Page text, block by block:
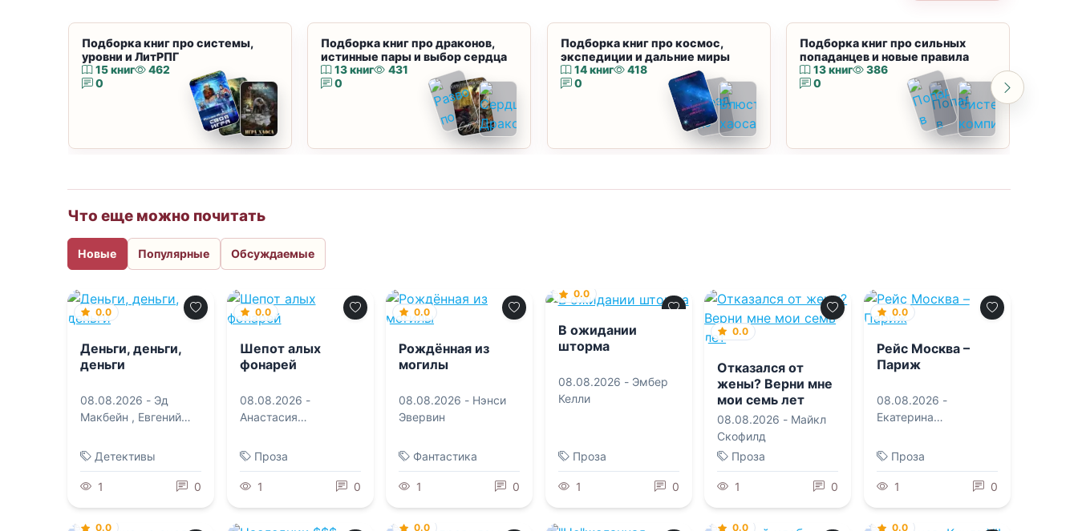
Подборка книг про системы,
уровни и ЛитРПГ
15 книг
462
0
Подборка книг про драконов,
истинные пары и выбор сердца
13 книг
431
0
Подборка книг про космос,
экспедиции и дальние миры
14 книг
418
0
Подборка книг про сильных
попаданцев и новые правила
13 книг
386
0
Что еще можно почитать
Новые Популярные Обсуждаемые
0.0
Деньги, деньги,
деньги
08.08.2026 - Эд
Макбейн , Евгений
Детективы
1 0
0.0
Шепот алых
фонарей
08.08.2026 -
Анастасия
Проза
1 0
0.0
Рождённая из
могилы
08.08.2026 - Нэнси
Эвервин
Фантастика
1 0
0.0
В ожидании
шторма
08.08.2026 - Эмбер
Келли
Проза
1 0
0.0
Отказался от
жены? Верни мне
мои семь лет
08.08.2026 - Майкл
Скофилд
Проза
1 0
0.0
Рейс Москва –
Париж
08.08.2026 -
Екатерина
Рождественская
Проза
1 0
0.0 0.0 0.0 0.0